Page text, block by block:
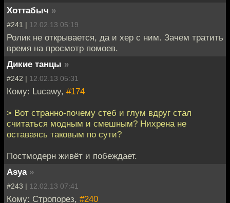
Хоттабыч »
#241 | 12.02.13 05:19
Ролик не открывается, да и хер с ним. Зачем тратить
время на просмотр помоев.
Дикие танцы »
#242 | 12.02.13 05:31
Кому: Lucawy, #174
> Вот странно-почему стеб и глум вдруг стал
считаться модным и смешным? Нихрена не
оставаясь таковым по сути?
Постмодерн живёт и побеждает.
Asya »
#243 | 12.02.13 07:41
Кому: Стропорез, #240